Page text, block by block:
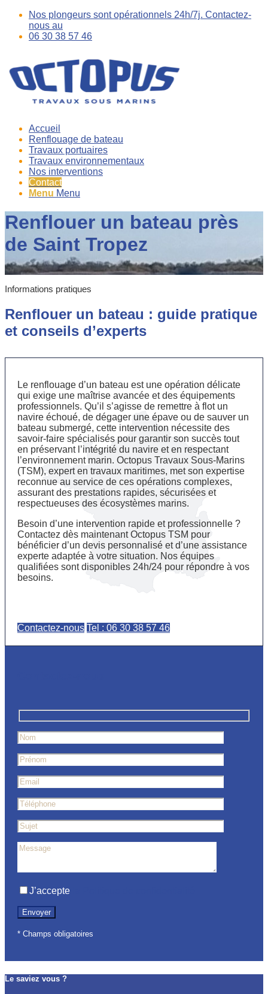
Nos plongeurs sont opérationnels 24h/7j. Contactez-
nous au
06 30 38 57 46
Accueil
Renflouage de bateau
Travaux portuaires
Travaux environnementaux
Nos interventions
Contact
Menu Menu
Renflouer un bateau près
de Saint Tropez
Informations pratiques
Renflouer un bateau : guide pratique
et conseils d’experts
Le renflouage d’un bateau est une opération délicate
qui exige une maîtrise avancée et des équipements
professionnels. Qu’il s’agisse de remettre à flot un
navire échoué, de dégager une épave ou de sauver un
bateau submergé, cette intervention nécessite des
savoir-faire spécialisés pour garantir son succès tout
en préservant l’intégrité du navire et en respectant
l’environnement marin. Octopus Travaux Sous-Marins
(TSM), expert en travaux maritimes, met son expertise
reconnue au service de ces opérations complexes,
assurant des prestations rapides, sécurisées et
respectueuses des écosystèmes marins.
Besoin d’une intervention rapide et professionnelle ?
Contactez dès maintenant Octopus TSM pour
bénéficier d’un devis personnalisé et d’une assistance
experte adaptée à votre situation. Nos équipes
qualifiées sont disponibles 24h/24 pour répondre à vos
besoins.
Contactez-nous Tel : 06 30 38 57 46
J’accepte
* Champs obligatoires
Le saviez vous ?